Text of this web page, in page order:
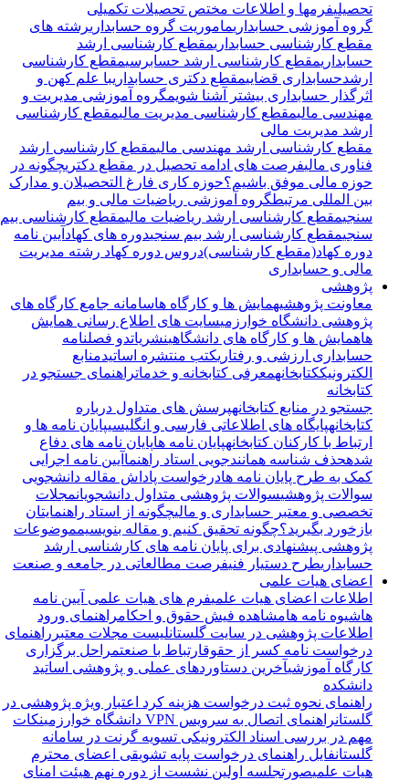
تحصیلیفرمها و اطلاعات مختص تحصیلات تکمیلی
گروه آموزشی حسابداریماموریت گروه حسابداریرشته های
مقطع کارشناسی حسابداریمقطع کارشناسی ارشد
حسابداریمقطع کارشناسی ارشد حسابرسیمقطع کارشناسی
ارشدحسابداری قضاییمقطع دکتری حسابداریبا علم کهن و
اثرگذار حسابداری بیشتر آشنا شویمگروه آموزشی مدیریت و
مهندسی مالیمقطع کارشناسی مدیریت مالیمقطع کارشناسی
ارشد مدیریت مالی
مقطع کارشناسی ارشد مهندسی مالیمقطع کارشناسی ارشد
فناوری مالیفرصت های ادامه تحصیل در مقطع دکتریچگونه در
حوزه مالی موفق باشیم؟حوزه کاری فارغ التحصیلان و مدارک
بین المللی مرتبطگروه آموزشی ریاضیات مالی و بیم
سنجیمقطع کارشناسی ارشد ریاضیات مالیمقطع کارشناسی بیم
سنجیمقطع کارشناسی ارشد بیم سنجیدوره های کهادآیین نامه
دوره کهاد(مقطع کارشناسی) دروس دوره کهاد رشته مدیریت
مالی و حسابداری
پژوهشی
معاونت پژوهشیهمایش ها و کارگاه هاسامانه جامع کارگاه های
پژوهشی دانشگاه خوارزمیسایت های اطلاع رسانی همایش
هاهمایش ها و کارگاه های دانشگاهینشریاتدو فصلنامه
حسابداری ارزشی و رفتاریکتب منتشره اساتیدمنابع
الکترونیککتابخانهمعرفی کتابخانه و خدماتراهنمای جستجو در
کتابخانه
جستجو در منابع کتابخانهپرسش های متداول درباره
کتابخانهپایگاه های اطلاعاتی فارسی و انگلیسیپایان نامه ها و
ارتباط با کارکنان کتابخانهپایان نامه هاپایان نامه های دفاع
شدهحذف شناسه همانندجویی استاد راهنماآیین نامه اجرایی
کمک به طرح پایان نامه هادرخواست پاداش مقاله دانشجویی
سوالات پژوهشیسوالات پژوهشی متداول دانشجویانمجلات
تخصصی و معتبر حسابداری و مالیچگونه از استاد راهنمایتان
بازخورد بگیرید؟چگونه تحقیق کنیم و مقاله بنویسیمموضوعات
پژوهشی پیشنهادی برای پایان نامه های کارشناسی ارشد
حسابداریطرح دستیار فنیفرصت مطالعاتی در جامعه و صنعت
اعضای هیات علمی
اطلاعات اعضای هیات علمیفرم های هیات علمی آیین نامه
هاشیوه نامه هامشاهده فیش حقوق و احکامراهنمای ورود
اطلاعات پژوهشی در سایت گلستانلیست مجلات معتبرراهنمای
درخواست نامه کسر از حقوقارتباط با صنعتمراحل برگزاری
کارگاه آموزشیآخرین دستاوردهای عملی و پژوهشی اساتید
دانشکده
راهنمای نحوه ثبت درخواست هزینه کرد اعتبار ویژه پژوهشی در
گلستانراهنمای اتصال به سرویس VPN دانشگاه خوارزمی
نکات
مهم در بررسی اسناد الکترونیکی تسویه گرنت در سامانه
گلستانفایل راهنمای درخواست پایه تشویقی اعضای محترم
هیات علمیصورتجلسه اولین نشست از دوره نهم هیئت امنای